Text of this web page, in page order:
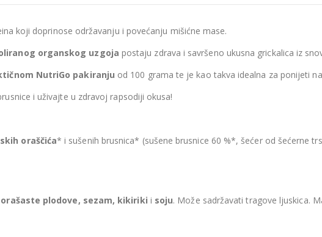
koji doprinose održavanju i povećanju mišićne mase.
organskog uzgoja postaju zdrava i savršeno ukusna grickalica iz
NutriGo pakiranju od 100 grama te je kao takva idealna za ponijeti
i uživajte u zdravoj rapsodiji okusa!
oraščića* i sušenih brusnica* (sušene brusnice 60 %*, šećer od šećerne
orašaste plodove, sezam, kikiriki i soju. Može sadržavati tragove ljuskica.